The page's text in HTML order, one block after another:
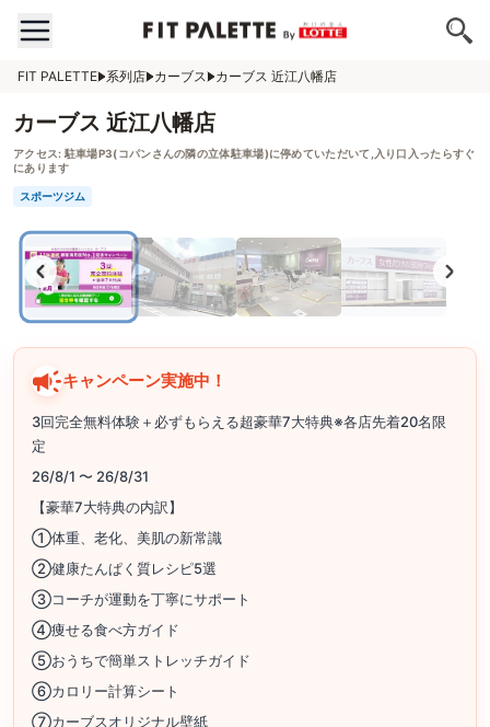
FIT PALETTE 系列店 カーブス カーブス 近江八幡店
カーブス 近江八幡店
アクセス: 駐車場P3(コパンさんの隣の立体駐車場)に停めていただいて,入り口入ったらすぐ
にあります
スポーツジム
キャンペーン実施中！
3回完全無料体験＋必ずもらえる超豪華7大特典※各店先着20名限
定
26/8/1 〜 26/8/31
【豪華7大特典の内訳】
①体重、老化、美肌の新常識
②健康たんぱく質レシピ5選
③コーチが運動を丁寧にサポート
④痩せる食べ方ガイド
⑤おうちで簡単ストレッチガイド
⑥カロリー計算シート
⑦カーブスオリジナル壁紙